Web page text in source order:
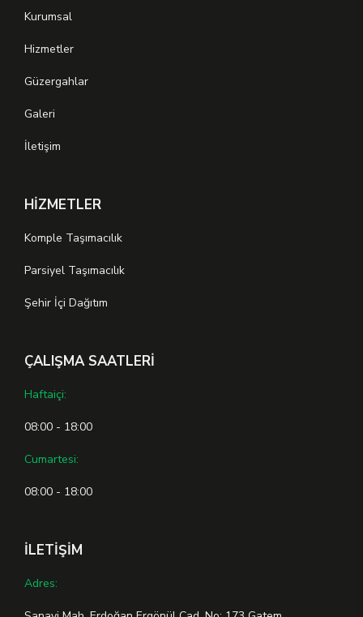
Kurumsal
Hizmetler
Güzergahlar
Galeri
İletişim
HİZMETLER
Komple Taşımacılık
Parsiyel Taşımacılık
Şehir İçi Dağıtım
ÇALIŞMA SAATLERİ
Haftaiçi:
08:00 - 18:00
Cumartesi:
08:00 - 18:00
İLETİŞİM
Adres: